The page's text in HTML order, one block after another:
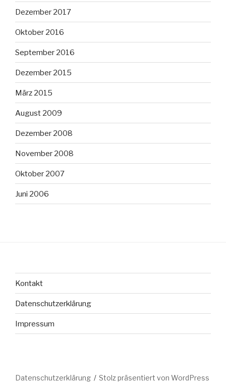
Dezember 2017
Oktober 2016
September 2016
Dezember 2015
März 2015
August 2009
Dezember 2008
November 2008
Oktober 2007
Juni 2006
Kontakt
Datenschutzerklärung
Impressum
Datenschutzerklärung Stolz präsentiert von WordPress